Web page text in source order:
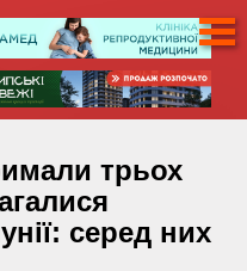
трьох
серед них